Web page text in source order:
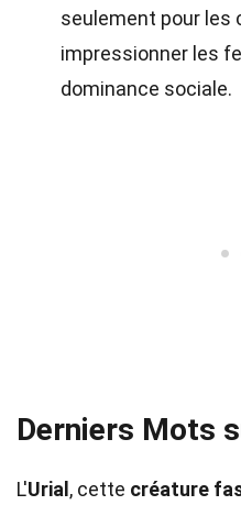
seulement pour les
impressionner les
dominance sociale.
Derniers Mots
L'Urial , cette créature